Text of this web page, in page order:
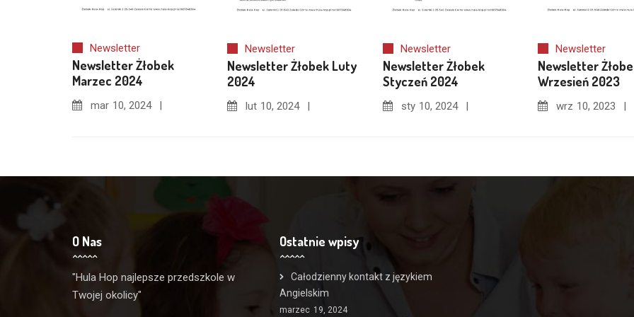
Newsletter
Newsletter Żłobek
Marzec 2024
mar 10, 2024
Newsletter
Newsletter Żłobek Luty
2024
lut 10, 2024
Newsletter
Newsletter Żłobek
Styczeń 2024
sty 10, 2024
Newsletter
Newsletter
Wrzesień 2023
wrz 10, 2023
O Nas
"Hula Hop najlepsze przedszkole w
Twojej okolicy"
Ostatnie wpisy
Całodzienny kontakt z językiem
Angielskim
marzec 19, 2024